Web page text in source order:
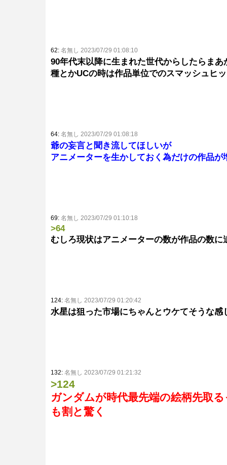
62: 名無し 2023/07/29 01:08:10
90年代末以降に生まれた世代からしたらま
種とかUCの時は作品単位でのスマッシュヒ
64: 名無し 2023/07/29 01:08:18
爺の妄言と聞き流してほしいが
アニメーターを生かしておく為だけの作品が
69: 名無し 2023/07/29 01:10:18
>64
むしろ現状はアニメーターの数が作品の数に
124: 名無し 2023/07/29 01:20:42
水星は狙った市場にちゃんとウケてそうな
132: 名無し 2023/07/29 01:21:32
>124
ガンダムが時代最先端の絵柄先取
も割と驚く